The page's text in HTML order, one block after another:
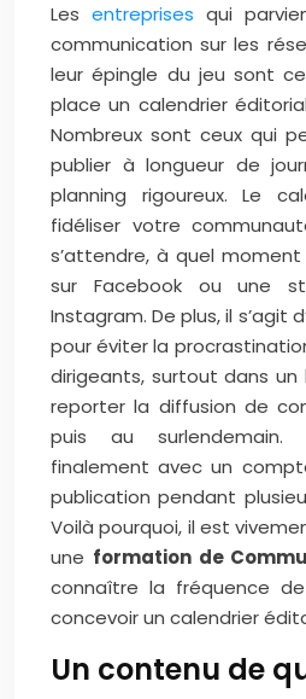
Les entreprises qui
communication sur les
leur épingle du jeu sont
place un calendrier
Nombreux sont ceux qui
publier à longueur de
planning rigoureux. Le
fidéliser votre
s’attendre, à quel
sur Facebook ou une
Instagram. De plus, il s’agit
pour éviter la
dirigeants, surtout dans un
reporter la diffusion de
puis au
finalement avec un
publication pendant
Voilà pourquoi, il est
une formation de
connaître la fréquence
concevoir un calendrier
Un contenu de